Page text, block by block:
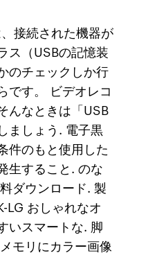
接続された機器が
ス（USBの記憶装
のチェックしか行
です。 ビデオレコ
んなときは「USB
ましょう. 電子黒
件のもと使用した
生すること. のな
ダウンロード. 製
LG おしゃれなオ
いスマートな. 脚
モリにカラー画像